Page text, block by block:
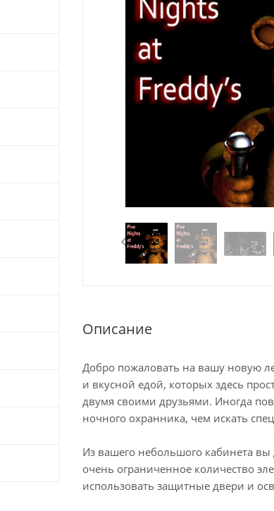
Описание
Добро пожаловать на вашу новую
и вкусной едой, которых здесь
двумя своими друзьями. Иногда
ночного охранника, чем искать
Из вашего небольшого кабинета
очень ограниченное количество
использовать защитные двери и